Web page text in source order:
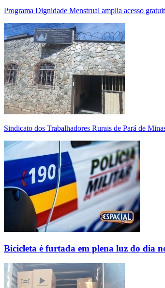
Programa Dignidade Menstrual amplia acesso
Sindicato dos Trabalhadores Rurais de Pará de
Bicicleta é furtada em plena luz do dia